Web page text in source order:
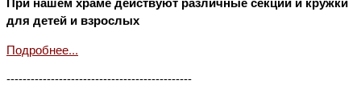
для детей и взрослых
Подробнее...
----------------------------------------------